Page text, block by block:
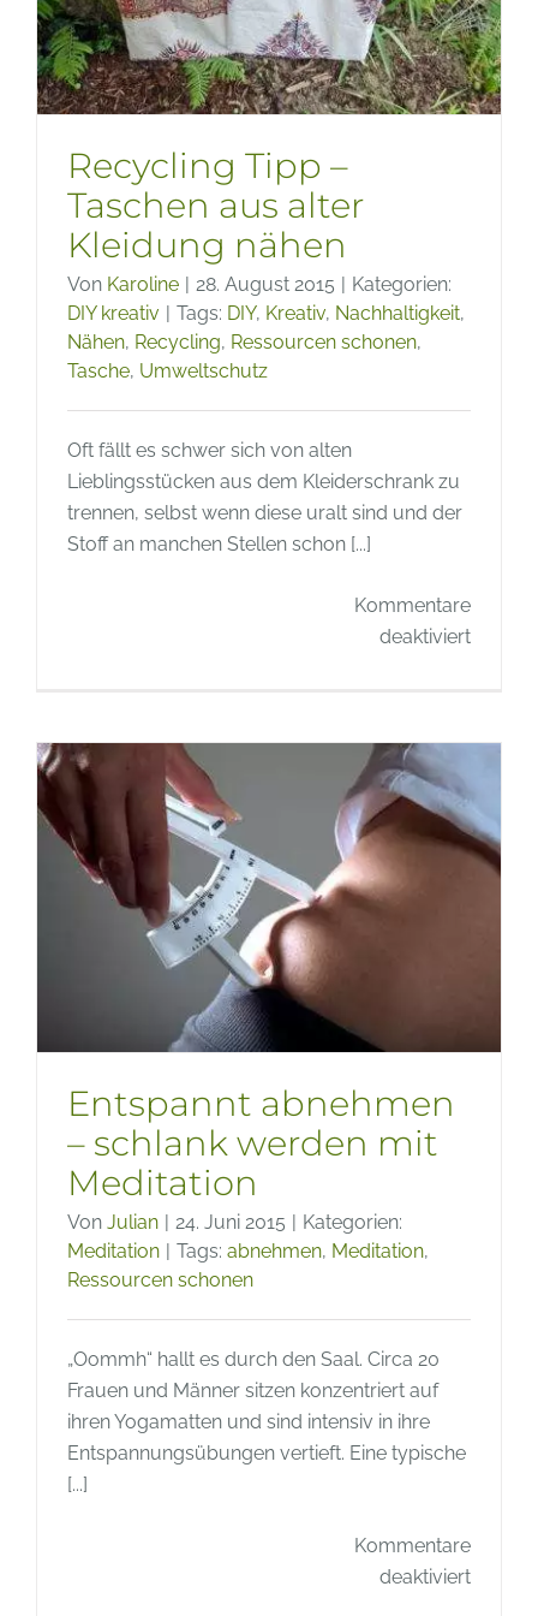
Recycling Tipp –
Taschen aus alter
Kleidung nähen
Von Karoline 28. August 2015
Kategorien:
DIY kreativ
Tags: DIY, Kreativ, Nachhaltigkeit,
Nähen, Recycling, Ressourcen schonen,
Tasche, Umweltschutz
Oft fällt es schwer sich von alten
Lieblingsstücken aus dem Kleiderschrank zu
trennen, selbst wenn diese uralt sind und der
Stoff an manchen Stellen schon [...]
Kommentare
deaktiviertfür
alter
Entspannt abnehmen
– schlank werden mit
Meditation
Von Julian 24. Juni 2015
Kategorien:
Meditation
Tags: abnehmen, Meditation,
Ressourcen schonen
„Oommh“ hallt es durch den Saal. Circa 20
Frauen und Männer sitzen konzentriert auf
ihren Yogamatten und sind intensiv in ihre
Entspannungsübungen vertieft. Eine typische
[...]
Kommentare
deaktiviertfür